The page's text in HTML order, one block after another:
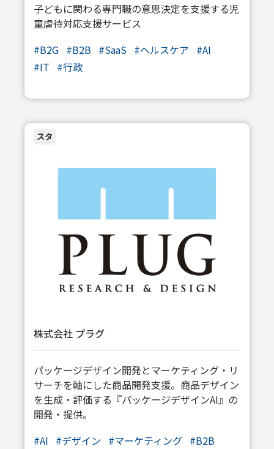
子どもに関わる専門職の意思決定を支援する児
童虐待対応支援サービス
#B2G #B2B #SaaS #ヘルスケア #AI
#IT #行政
スタ
株式会社 プラグ
パッケージデザイン開発とマーケティング・リ
サーチを軸にした商品開発支援。商品デザイン
を生成・評価する『パッケージデザインAI』の
開発・提供。
#AI #デザイン #マーケティング #B2B